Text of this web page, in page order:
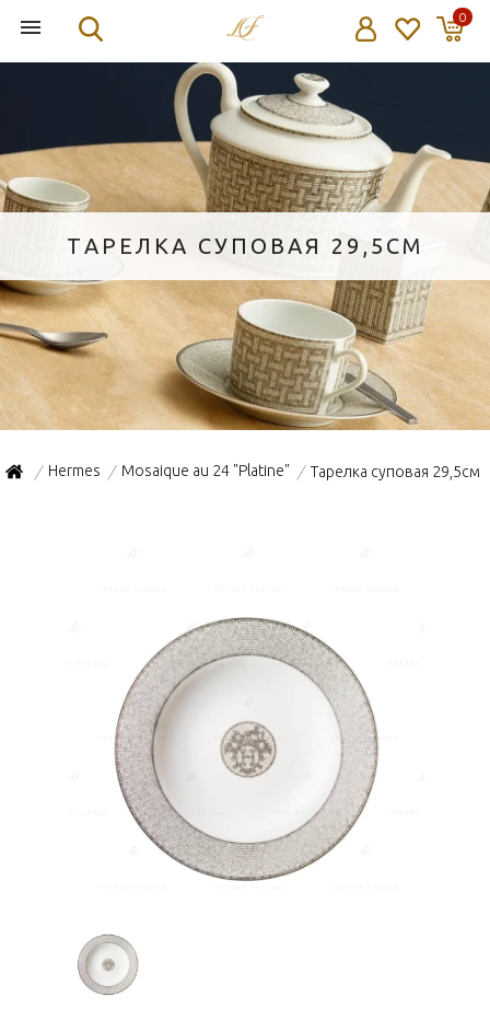
0
ТАРЕЛКА СУПОВАЯ 29,5СМ
/ Hermes / Mosaique au 24 "Platine" / Тарелка суповая 29,5см